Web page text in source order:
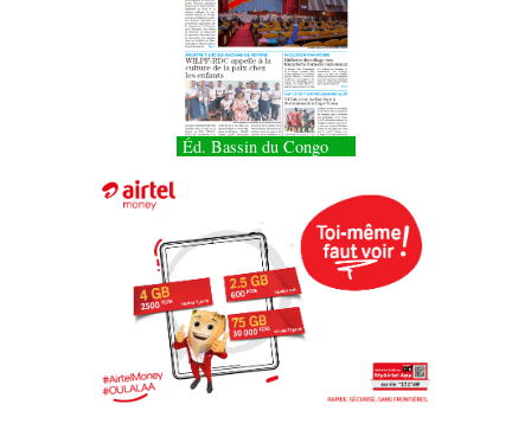
Éd. Bassin du Congo